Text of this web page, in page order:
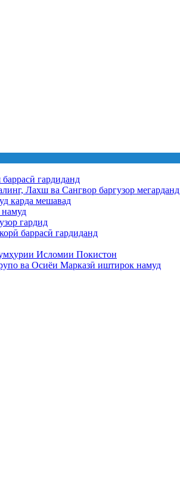
гардиданд
Лахш ва Сангвор баргузор мегарданд
карда мешавад
гардид
баррасӣ гардиданд
Исломии Покистон
ва Осиёи Марказӣ иштирок намуд